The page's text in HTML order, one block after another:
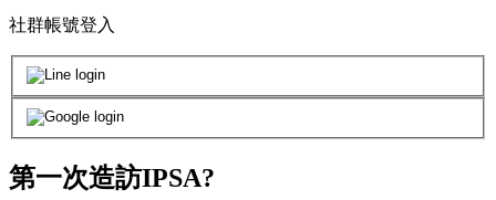
社群帳號登入
第一次造訪IPSA?